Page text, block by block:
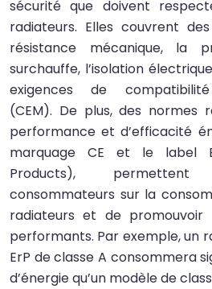
sécurité que doivent
radiateurs. Elles couvrent
résistance mécanique, la
surchauffe, l’isolation
exigences de
(CEM). De plus, des normes
performance et d’efficacité
marquage CE et le label
Products),
consommateurs sur la
radiateurs et de promouvoir
performants. Par exemple, un
ErP de classe A consommera
d’énergie qu’un modèle de